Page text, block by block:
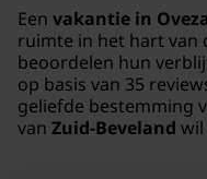
Een vakantie in
ruimte in het hart van
beoordelen hun
op basis van 35
geliefde bestemming
van Zuid-Beveland